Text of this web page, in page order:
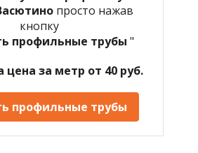
просто нажав
кнопку
профильные трубы "
цена за метр от 40 руб.
профильные трубы